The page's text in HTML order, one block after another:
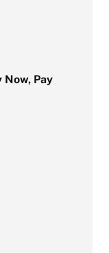
Now, Pay